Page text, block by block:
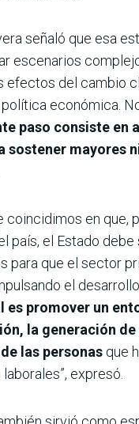
señaló que esa
escenarios
efectos del cambio
económica.
paso consiste en
sostener mayores
coincidimos en que,
país, el Estado debe
para que el sector
el desarrollo.
es promover un
la generación de
las personas que
expresó.